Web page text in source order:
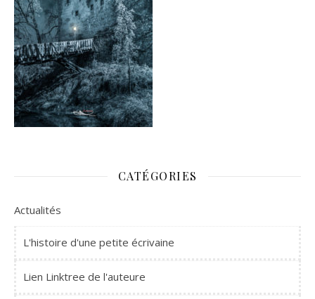
CATÉGORIES
Actualités
L'histoire d'une petite écrivaine
Lien Linktree de l'auteure